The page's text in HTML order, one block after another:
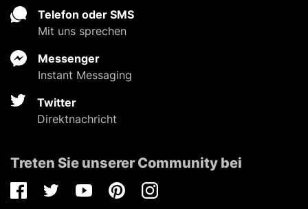
Telefon oder SMS
Mit uns sprechen
Messenger
Instant Messaging
Twitter
Direktnachricht
Treten Sie unserer Community bei
FacebookTwitterYoutubePinterestInstagram